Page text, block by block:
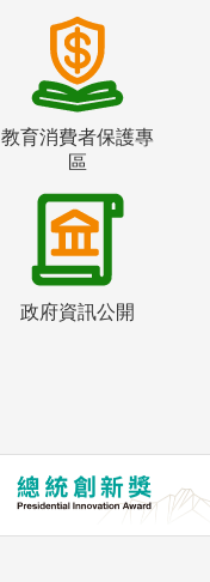
教育消費者保護專
區
政府資訊公開